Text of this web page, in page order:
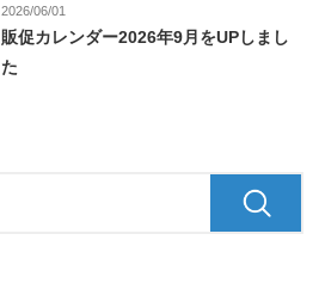
2026/06/01
販促カレンダー2026年9月をUPしまし
た